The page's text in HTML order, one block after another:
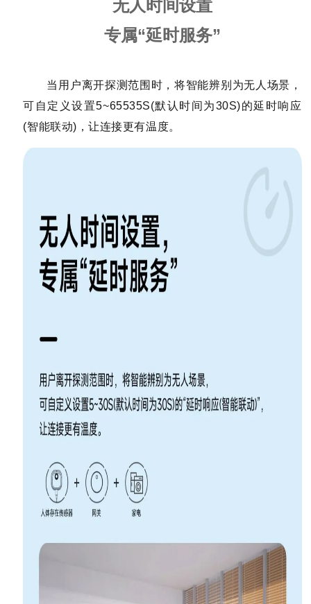
无人时间设置
专属“延时服务”
当用户离开探测范围时，将智能辨别为无人场景，
可自定义设置5~65535S(默认时间为30S)的延时响应
(智能联动)，让连接更有温度。